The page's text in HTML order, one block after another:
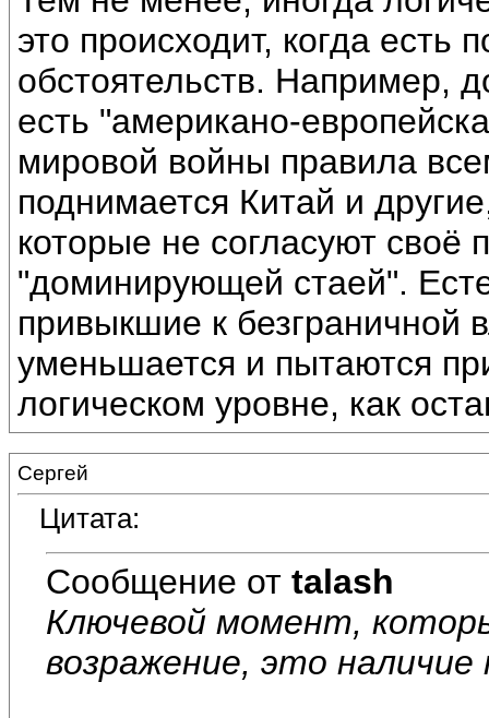
это происходит, когда есть
обстоятельств. Например,
есть "американо-
мировой войны правила
поднимается Китай и
которые не согласуют
"доминирующей стаей".
привыкшие к безграничной
уменьшается и пытаются
логическом уровне, как
Сергей
Цитата:
Сообщение от talash
Ключевой момент,
возражение, это